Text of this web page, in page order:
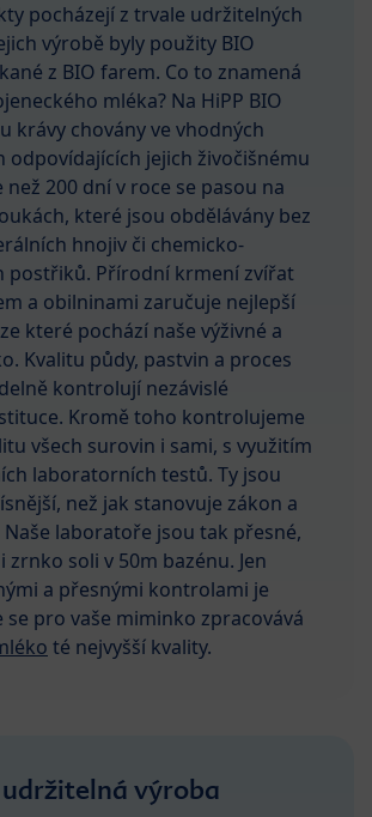
pocházejí z trvale udržitelných
výrobě byly použity BIO
z BIO farem. Co to znamená
mléka? Na HiPP BIO
krávy chovány ve vhodných
odpovídajících jejich živočišnému
než 200 dní v roce se pasou na
které jsou obdělávány bez
hnojiv či chemicko-
postřiků. Přírodní krmení zvířat
a obilninami zaručuje nejlepší
které pochází naše výživné a
Kvalitu půdy, pastvin a proces
kontrolují nezávislé
Kromě toho kontrolujeme
všech surovin i sami, s využitím
laboratorních testů. Ty jsou
než jak stanovuje zákon a
Naše laboratoře jsou tak přesné,
zrnko soli v 50m bazénu. Jen
a přesnými kontrolami je
se pro vaše miminko zpracovává
té nejvyšší kvality.
udržitelná výroba